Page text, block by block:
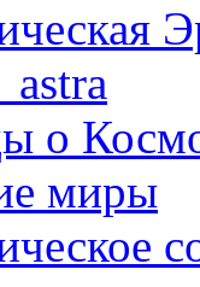
о
миры